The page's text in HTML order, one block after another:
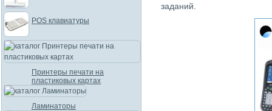
заданий.
POS клавиатуры
Принтеры печати на
пластиковых картах
Ламинаторы